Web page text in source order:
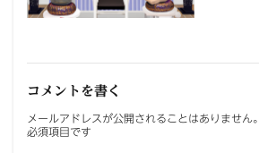
コメントを書く
メールアドレスが公開されることはありません。
必須項目です